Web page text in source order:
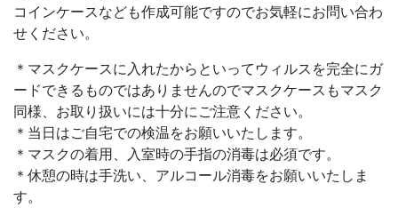
コインケースなども作成可能ですのでお気軽にお問い合わ
せください。
＊マスクケースに入れたからといってウィルスを完全にガ
ードできるものではありませんのでマスクケースもマスク
同様、お取り扱いには十分にご注意ください。
＊当日はご自宅での検温をお願いいたします。
＊マスクの着用、入室時の手指の消毒は必須です。
＊休憩の時は手洗い、アルコール消毒をお願いいたしま
す。